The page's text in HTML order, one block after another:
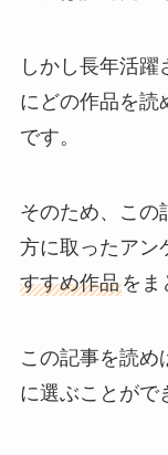
しかし長年活
にどの作品を読
です。
そのため、この
方に取ったアン
すすめ作品をま
この記事を読め
に選ぶことがで